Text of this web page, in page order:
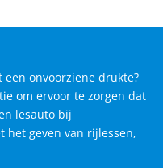
onvoorziene drukte?
om ervoor te zorgen dat
lesauto bij
het geven van rijlessen,